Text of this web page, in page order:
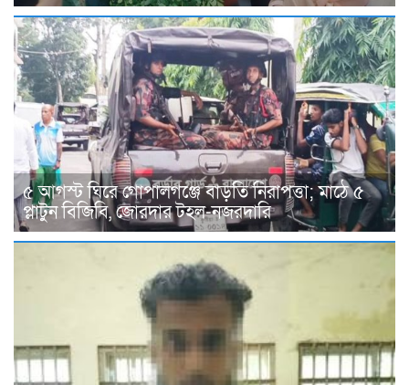
৫ আগস্ট ঘিরে গোপালগঞ্জে বাড়তি নিরাপত্তা; মাঠে ৫
প্লাটুন বিজিবি, জোরদার টহল-নজরদারি